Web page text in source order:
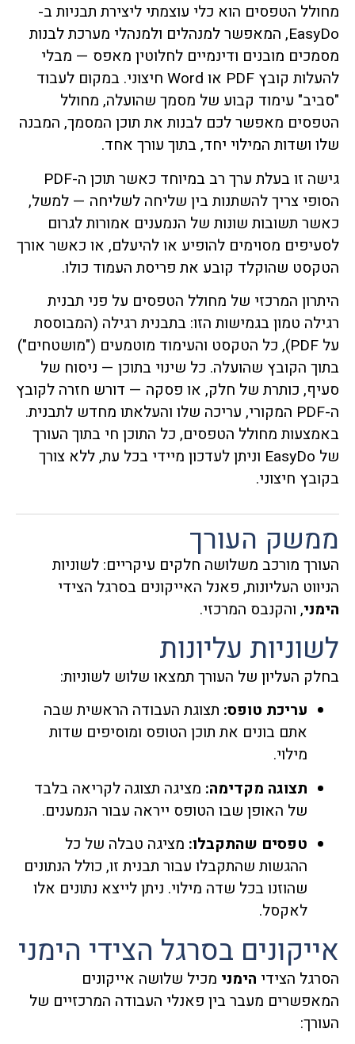
מחולל הטפסים הוא כלי עוצמתי ליצירת תבניות ב-
EasyDo, המאפשר למנהלים ולמנהלי מערכת לבנות
מסמכים מובנים ודינמיים לחלוטין מאפס — מבלי
להעלות קובץ PDF או Word חיצוני. במקום לעבוד
"סביב" עימוד קבוע של מסמך שהועלה, מחולל
הטפסים מאפשר לכם לבנות את תוכן המסמך, המבנה
שלו ושדות המילוי יחד, בתוך עורך אחד.
גישה זו בעלת ערך רב במיוחד כאשר תוכן ה-PDF
הסופי צריך להשתנות בין שליחה לשליחה — למשל,
כאשר תשובות שונות של הנמענים אמורות לגרום
לסעיפים מסוימים להופיע או להיעלם, או כאשר אורך
הטקסט שהוקלד קובע את פריסת העמוד כולו.
היתרון המרכזי של מחולל הטפסים על פני תבנית
רגילה טמון בגמישות הזו: בתבנית רגילה (המבוססת
על PDF), כל הטקסט והעימוד מוטמעים ("מושטחים")
בתוך הקובץ שהועלה. כל שינוי בתוכן — ניסוח של
סעיף, כותרת של חלק, או פסקה — דורש חזרה לקובץ
ה-PDF המקורי, עריכה שלו והעלאתו מחדש לתבנית.
באמצעות מחולל הטפסים, כל התוכן חי בתוך העורך
של EasyDo וניתן לעדכון מיידי בכל עת, ללא צורך
בקובץ חיצוני.
ממשק העורך
העורך מורכב משלושה חלקים עיקריים: לשוניות
הניווט העליונות, פאנל האייקונים בסרגל הצידי
הימני, והקנבס המרכזי.
לשוניות עליונות
בחלק העליון של העורך תמצאו שלוש לשוניות:
עריכת טופס: תצוגת העבודה הראשית שבה
אתם בונים את תוכן הטופס ומוסיפים שדות
מילוי.
תצוגה מקדימה: מציגה תצוגה לקריאה בלבד
של האופן שבו הטופס ייראה עבור הנמענים.
טפסים שהתקבלו: מציגה טבלה של כל
ההגשות שהתקבלו עבור תבנית זו, כולל הנתונים
שהוזנו בכל שדה מילוי. ניתן לייצא נתונים אלו
לאקסל.
אייקונים בסרגל הצידי הימני
הסרגל הצידי הימני מכיל שלושה אייקונים
המאפשרים מעבר בין פאנלי העבודה המרכזיים של
העורך: